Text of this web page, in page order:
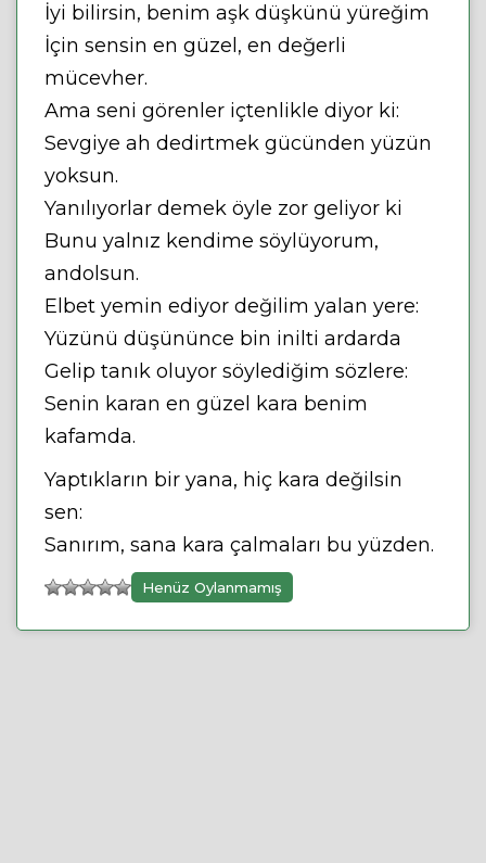
İyi bilirsin, benim aşk düşkünü yüreğim
İçin sensin en güzel, en değerli
mücevher.
Ama seni görenler içtenlikle diyor ki:
Sevgiye ah dedirtmek gücünden yüzün
yoksun.
Yanılıyorlar demek öyle zor geliyor ki
Bunu yalnız kendime söylüyorum,
andolsun.
Elbet yemin ediyor değilim yalan yere:
Yüzünü düşününce bin inilti ardarda
Gelip tanık oluyor söylediğim sözlere:
Senin karan en güzel kara benim
kafamda.
Yaptıkların bir yana, hiç kara değilsin
sen:
Sanırım, sana kara çalmaları bu yüzden.
Henüz Oylanmamış